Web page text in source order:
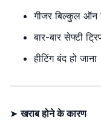
गीजर बिल्कुल ऑन
बार-बार सेफ्टी
हीटिंग बंद हो जाना
➤खराब होने के कारण